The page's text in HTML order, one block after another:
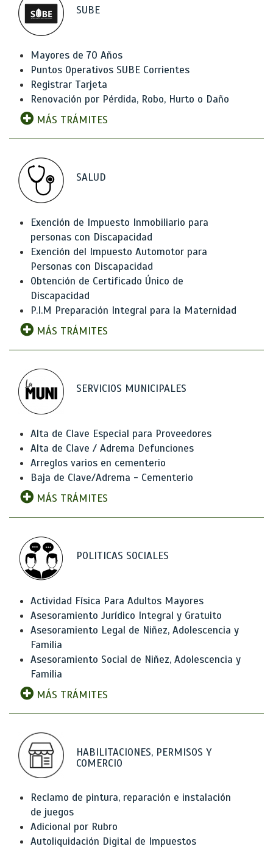
SUBE
Mayores de 70 Años
Puntos Operativos SUBE Corrientes
Registrar Tarjeta
Renovación por Pérdida, Robo, Hurto o Daño
MÁS TRÁMITES
SALUD
Exención de Impuesto Inmobiliario para
personas con Discapacidad
Exención del Impuesto Automotor para
Personas con Discapacidad
Obtención de Certificado Único de
Discapacidad
P.I.M Preparación Integral para la Maternidad
MÁS TRÁMITES
SERVICIOS MUNICIPALES
Alta de Clave Especial para Proveedores
Alta de Clave / Adrema Defunciones
Arreglos varios en cementerio
Baja de Clave/Adrema - Cementerio
MÁS TRÁMITES
POLITICAS SOCIALES
Actividad Física Para Adultos Mayores
Asesoramiento Jurídico Integral y Gratuito
Asesoramiento Legal de Niñez, Adolescencia y
Familia
Asesoramiento Social de Niñez, Adolescencia y
Familia
MÁS TRÁMITES
HABILITACIONES, PERMISOS Y
COMERCIO
Reclamo de pintura, reparación e instalación
de juegos
Adicional por Rubro
Autoliquidación Digital de Impuestos